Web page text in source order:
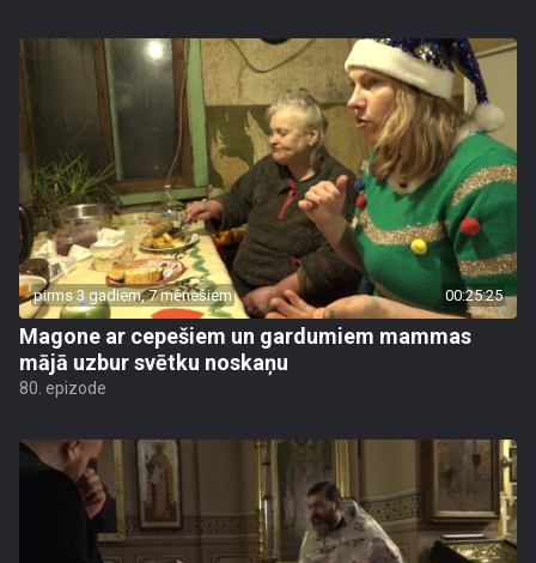
pirms 3 gadiem, 7 mēnešiem 00:25:25
Magone ar cepešiem un gardumiem mammas
mājā uzbur svētku noskaņu
80. epizode